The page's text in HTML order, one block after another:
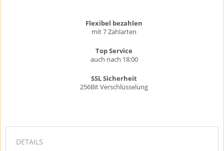
Flexibel bezahlen
mit 7 Zahlarten
Top Service
auch nach 18:00
SSL Sicherheit
256Bit Verschlüsselung
DETAILS